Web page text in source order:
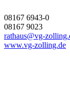
08167 6943-0
08167 9023
rathaus@vg-
www.vg-zolling.de